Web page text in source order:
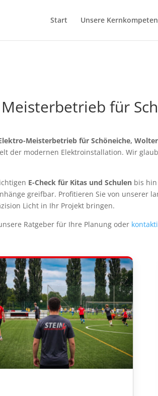
Start Unsere
für
Meisterbetrieb für Schöneiche,
der modernen Elektroinstallation. Wir
E-Check für Kitas und Schulen bis
greifbar. Profitieren Sie von unserer
Licht in Ihr Projekt bringen.
Ratgeber für Ihre Planung oder